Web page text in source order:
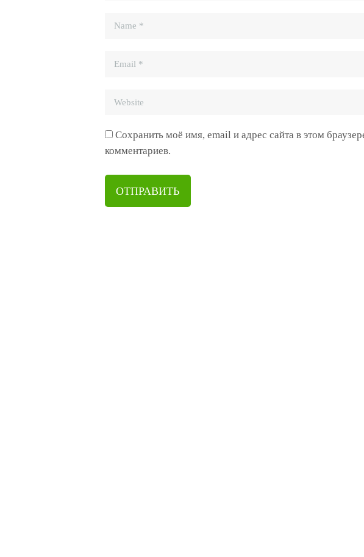
Сохранить моё имя, email и адрес сайта в этом
комментариев.